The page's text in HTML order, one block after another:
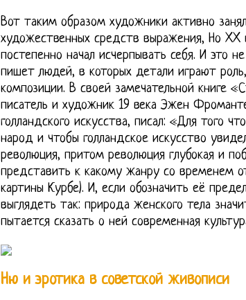
Вот таким образом художники активно
художественных средств выражения, Но
постепенно начал исчерпывать себя. И это
пишет людей, в которых детали играют
композиции. В своей замечательной книге
писатель и художник 19 века Эжен
голландского искусства, писал: «Для того
народ и чтобы голландское искусство
революция, притом революция глубокая и
представить к какому жанру со временем
картины Курбе). И, если обозначить её
выглядеть так: природа женского тела
пытается сказать о ней современная
Ню и эротика в советской живописи